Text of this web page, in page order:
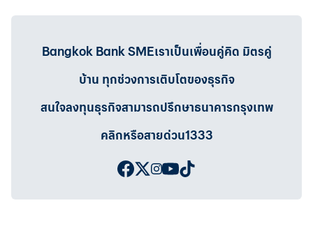
Bangkok Bank SMEเราเป็นเพื่อนคู่คิด มิตรคู่
บ้าน ทุกช่วงการเติบโตของธุรกิจ
สนใจลงทุนธุรกิจสามารถปรึกษาธนาคารกรุงเทพ
คลิกหรือสายด่วน1333